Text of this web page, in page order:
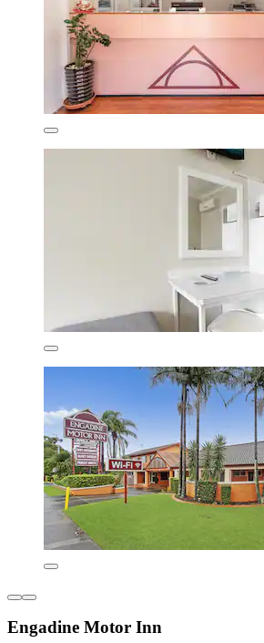
Engadine Motor Inn